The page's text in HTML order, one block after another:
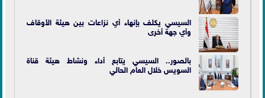
السيسي يكلف بإنهاء أي نزاعات بين هيئة الأوقاف
وأي جهة أخرى
بالصور.. السيسي يتابع أداء ونشاط هيئة قناة
السويس خلال العام الحالي